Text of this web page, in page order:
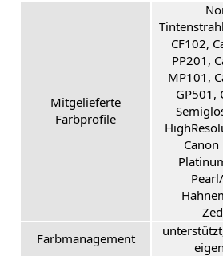
Mitgelieferte
Farbprofile
CF102,
PP201,
MP101,
GP501,
Farbmanagement